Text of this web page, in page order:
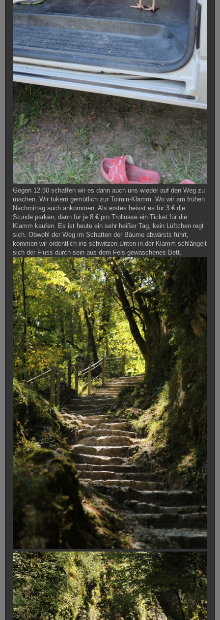
Gegen 12:30 schaffen wir es dann auch uns wieder auf den Weg zu
machen. Wir tukern gemütlich zur Tolmin-Klamm. Wo wir am frühen
Nachmittag auch ankommen. Als erstes heisst es für 3 € die
Stunde parken, dann für je 8 € pro Trollnase ein Ticket für die
Klamm kaufen. Es ist heute ein sehr heißer Tag, kein Lüftchen regt
sich. Obwohl der Weg im Schatten der Bäume abwärsts führt,
kommen wir ordentlich ins schwitzen.Unten in der Klamm schlängelt
sich der Fluss durch sein aus dem Fels gewaschenes Bett.